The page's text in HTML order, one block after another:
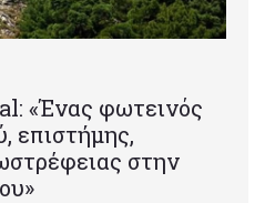
«Ένας φωτεινός
επιστήμης,
στην